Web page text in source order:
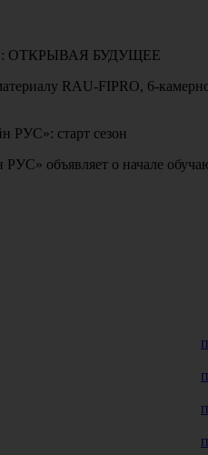
ОТКРЫВАЯ БУДУЩЕЕ
RAU-FIPRO, 6-
РУС»: старт сезон
объявляет о начале